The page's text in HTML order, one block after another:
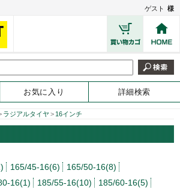
ゲスト 様
お気に入り 詳細検索
ラジアルタイヤ > 16インチ
165/45-16(6)
165/50-16(8)
16(1) 185/55-16(10)
185/60-16(5)